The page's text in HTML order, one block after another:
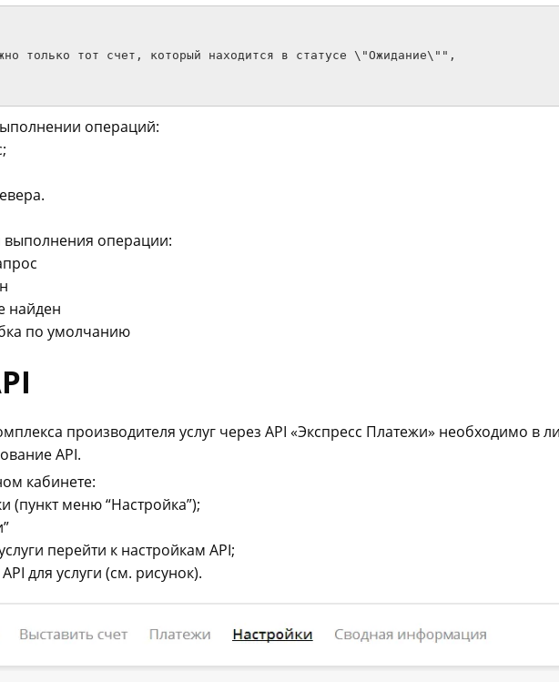
операций:
операции:
найден
по умолчанию
производителя услуг через API «Экспресс Платежи» необходимо в
API.
кабинете:
(пункт меню “Настройка”);
перейти к настройкам API;
для услуги (см. рисунок).